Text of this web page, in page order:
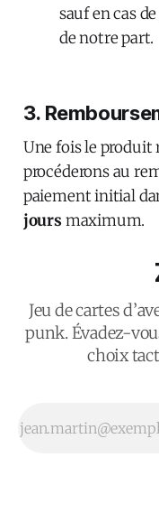
sauf en cas
de notre part.
3.
Une fois le produit
procéderons au
paiement initial
jours maximum.
Jeu de cartes
punk. Évadez-
choix